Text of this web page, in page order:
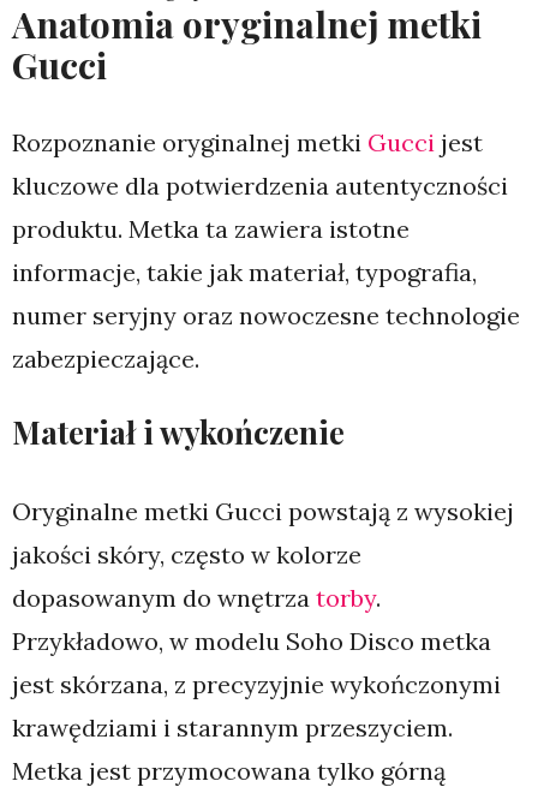
Anatomia oryginalnej metki
Gucci
Rozpoznanie oryginalnej metki Gucci jest
kluczowe dla potwierdzenia autentyczności
produktu. Metka ta zawiera istotne
informacje, takie jak materiał, typografia,
numer seryjny oraz nowoczesne technologie
zabezpieczające.
Materiał i wykończenie
Oryginalne metki Gucci powstają z wysokiej
jakości skóry, często w kolorze
dopasowanym do wnętrza torby.
Przykładowo, w modelu Soho Disco metka
jest skórzana, z precyzyjnie wykończonymi
krawędziami i starannym przeszyciem.
Metka jest przymocowana tylko górną